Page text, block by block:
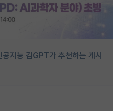
지능 김GPT가 추천하는 게시